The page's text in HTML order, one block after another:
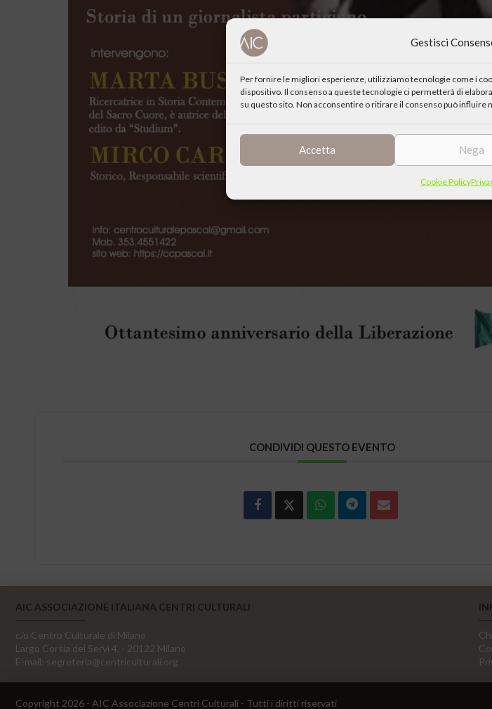
Gestisci
Per fornire le migliori esperienze, utilizziamo tecnologie come i
dispositivo. Il consenso a queste tecnologie ci permetterà di
su questo sito. Non acconsentire o ritirare il consenso può influire
Accetta Nega
Cookie Policy
CONDIVIDI QUESTO EVENTO
AIC ASSOCIAZIONE ITALIANA CENTRI CULTURALI
c/o Centro Culturale di Milano
Largo Corsia dei Servi 4, - 20122 Milano
E-mail: segreteria@centriculturali.org
Copyright 2026 - AIC Associazione Centri Culturali - Tutti i diritti riservati